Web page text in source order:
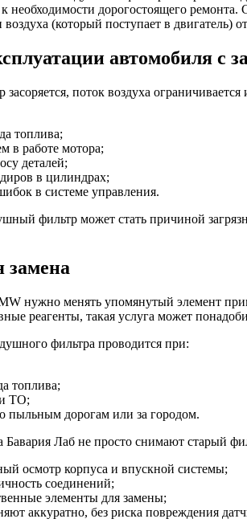
необходимости дорогостоящего ремонта.
(который поступает в
автомобиля
поток воздуха
топлива;
в работе мотора;
деталей;
в цилиндрах;
в системе управления.
фильтр может стать причиной
замена
нужно менять упомянутый элемент
реагенты, такая услуга может
фильтра проводится при:
топлива;
ТО;
пыльным дорогам или за городом.
Бавария Лаб не просто снимают старый
осмотр корпуса и впускной системы;
соединений;
элементы для замены;
аккуратно, без риска повреждения